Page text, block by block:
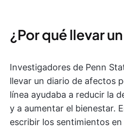
¿Por qué llevar
Investigadores de Penn
llevar un diario de afectos
línea ayudaba a reducir la
y a aumentar el bienestar.
escribir los sentimientos en